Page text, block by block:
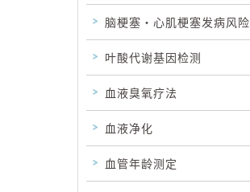
脑梗塞・心肌梗塞发病风险
叶酸代谢基因检测
血液臭氧疗法
血液净化
血管年龄测定